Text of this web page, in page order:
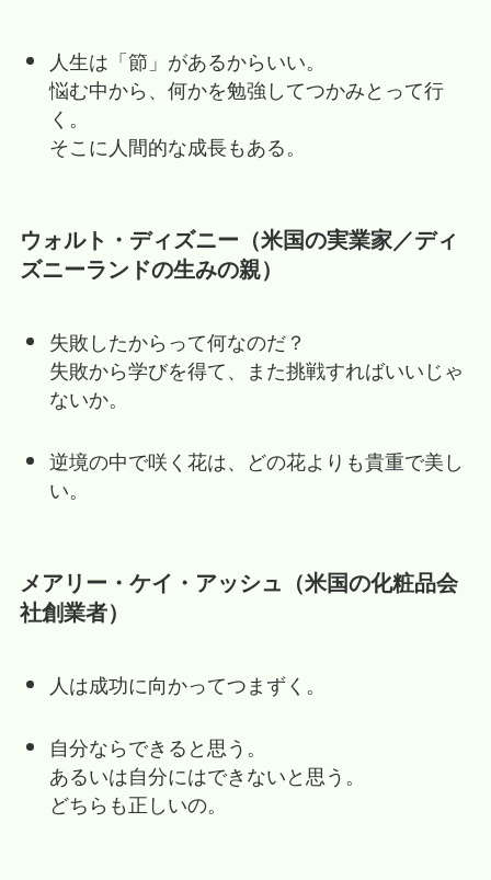
人生は「節」があるからいい。
悩む中から、何かを勉強してつかみとって行
く。
そこに人間的な成長もある。
ウォルト・ディズニー（米国の実業家／ディ
ズニーランドの生みの親）
失敗したからって何なのだ？
失敗から学びを得て、また挑戦すればいいじゃ
ないか。
逆境の中で咲く花は、どの花よりも貴重で美し
い。
メアリー・ケイ・アッシュ（米国の化粧品会
社創業者）
人は成功に向かってつまずく。
自分ならできると思う。
あるいは自分にはできないと思う。
どちらも正しいの。